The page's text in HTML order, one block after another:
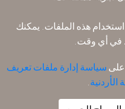
العقد
الارتباط
الشخصية
هذه الملفات. يمكنك
في أي وقت.
على سياسة إدارة ملفات تعريف
الأردنية.